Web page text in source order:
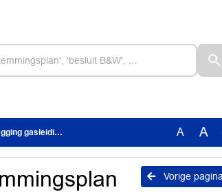
Gasunie def A A
Vorige pagina